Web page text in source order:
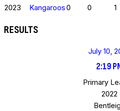
2023
Kangaroos0 0 1
RESULTS
July 10,
2:19
Primary
2022